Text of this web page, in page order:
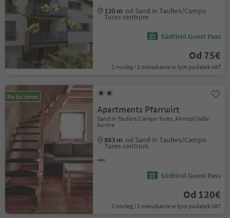
120 m od Sand in Taufers/Campo
Tures centrum
Südtirol Guest Pass
Od 75€
1 nocleg / 1 mieszkanie w tym podatek VAT
Na życzenie
Apartments Pfarrwirt
Sand in Taufers/Campo Tures, Ahrntal/Valle
Aurina
883 m od Sand in Taufers/Campo
Tures centrum
Südtirol Guest Pass
Od 120€
1 nocleg / 1 mieszkanie w tym podatek VAT